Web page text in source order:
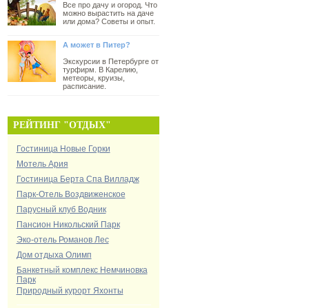
Все про дачу и огород. Что
можно вырастить на даче
или дома? Советы и опыт.
А может в Питер?
Экскурсии в Петербурге от
турфирм. В Карелию,
метеоры, круизы,
расписание.
РЕЙТИНГ "ОТДЫХ"
Гостиница Новые Горки
Мотель Ария
Гостиница Берта Спа Вилладж
Парк-Отель Воздвиженское
Парусный клуб Водник
Пансион Никольский Парк
Эко-отель Романов Лес
Дом отдыха Олимп
Банкетный комплекс Немчиновка
Парк
Природный курорт Яхонты